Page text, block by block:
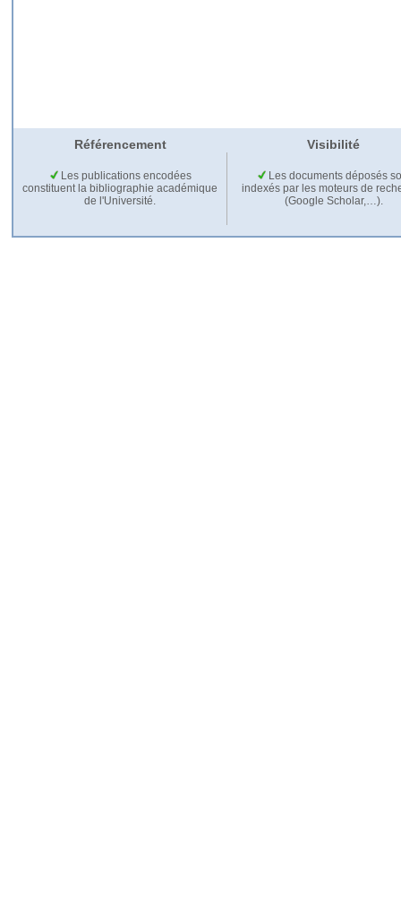
Référencement Visibilité
Les publications encodées
constituent la bibliographie académique
de l'Université.
Les documents déposés
indexés par les moteurs de
(Google Scholar,…).